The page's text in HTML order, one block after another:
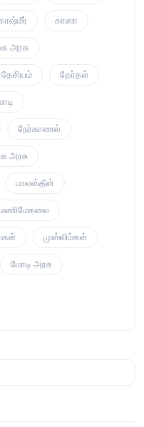
காஸா
அரசு
தேசியம் தேர்தல்
நேர்காணல்
அரசு
பாலஸ்தீன்
மணிமேகலை
முஸ்லிம்கள்
மோடி அரசு